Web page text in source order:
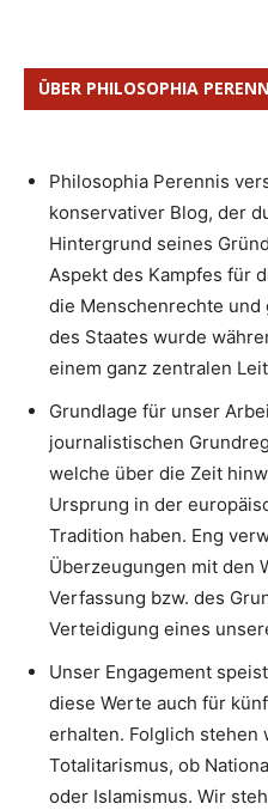
ÜBER PHILOSOPHIA
Philosophia Perennis
konservativer Blog, der
Hintergrund seines
Aspekt des Kampfes für
die Menschenrechte
des Staates wurde
einem ganz zentralen
Grundlage für unser
journalistischen
welche über die Zeit
Ursprung in der
Tradition haben. Eng
Überzeugungen mit den
Verfassung bzw. des
Verteidigung eines
Unser Engagement
diese Werte auch für
erhalten. Folglich stehen
Totalitarismus, ob
oder Islamismus. Wir